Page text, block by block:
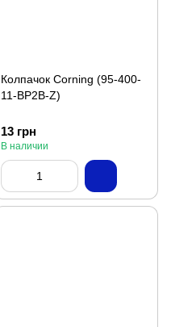
Колпачок Corning (95-400-
11-BP2B-Z)
13 грн
В наличии